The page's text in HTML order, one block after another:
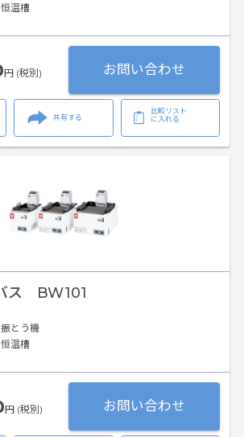
恒温槽
円 (税別) お問い合わせ
共有する
比較リスト
に入れる
ス BW101
振とう機
恒温槽
円 (税別) お問い合わせ